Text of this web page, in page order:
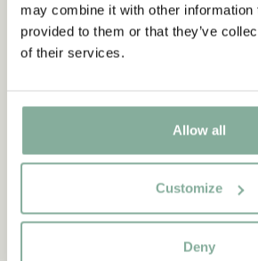
may combine it with other information
provided to them or that they’ve
of their services.
Allow all
Customize
Deny
CITAT
“Den som är